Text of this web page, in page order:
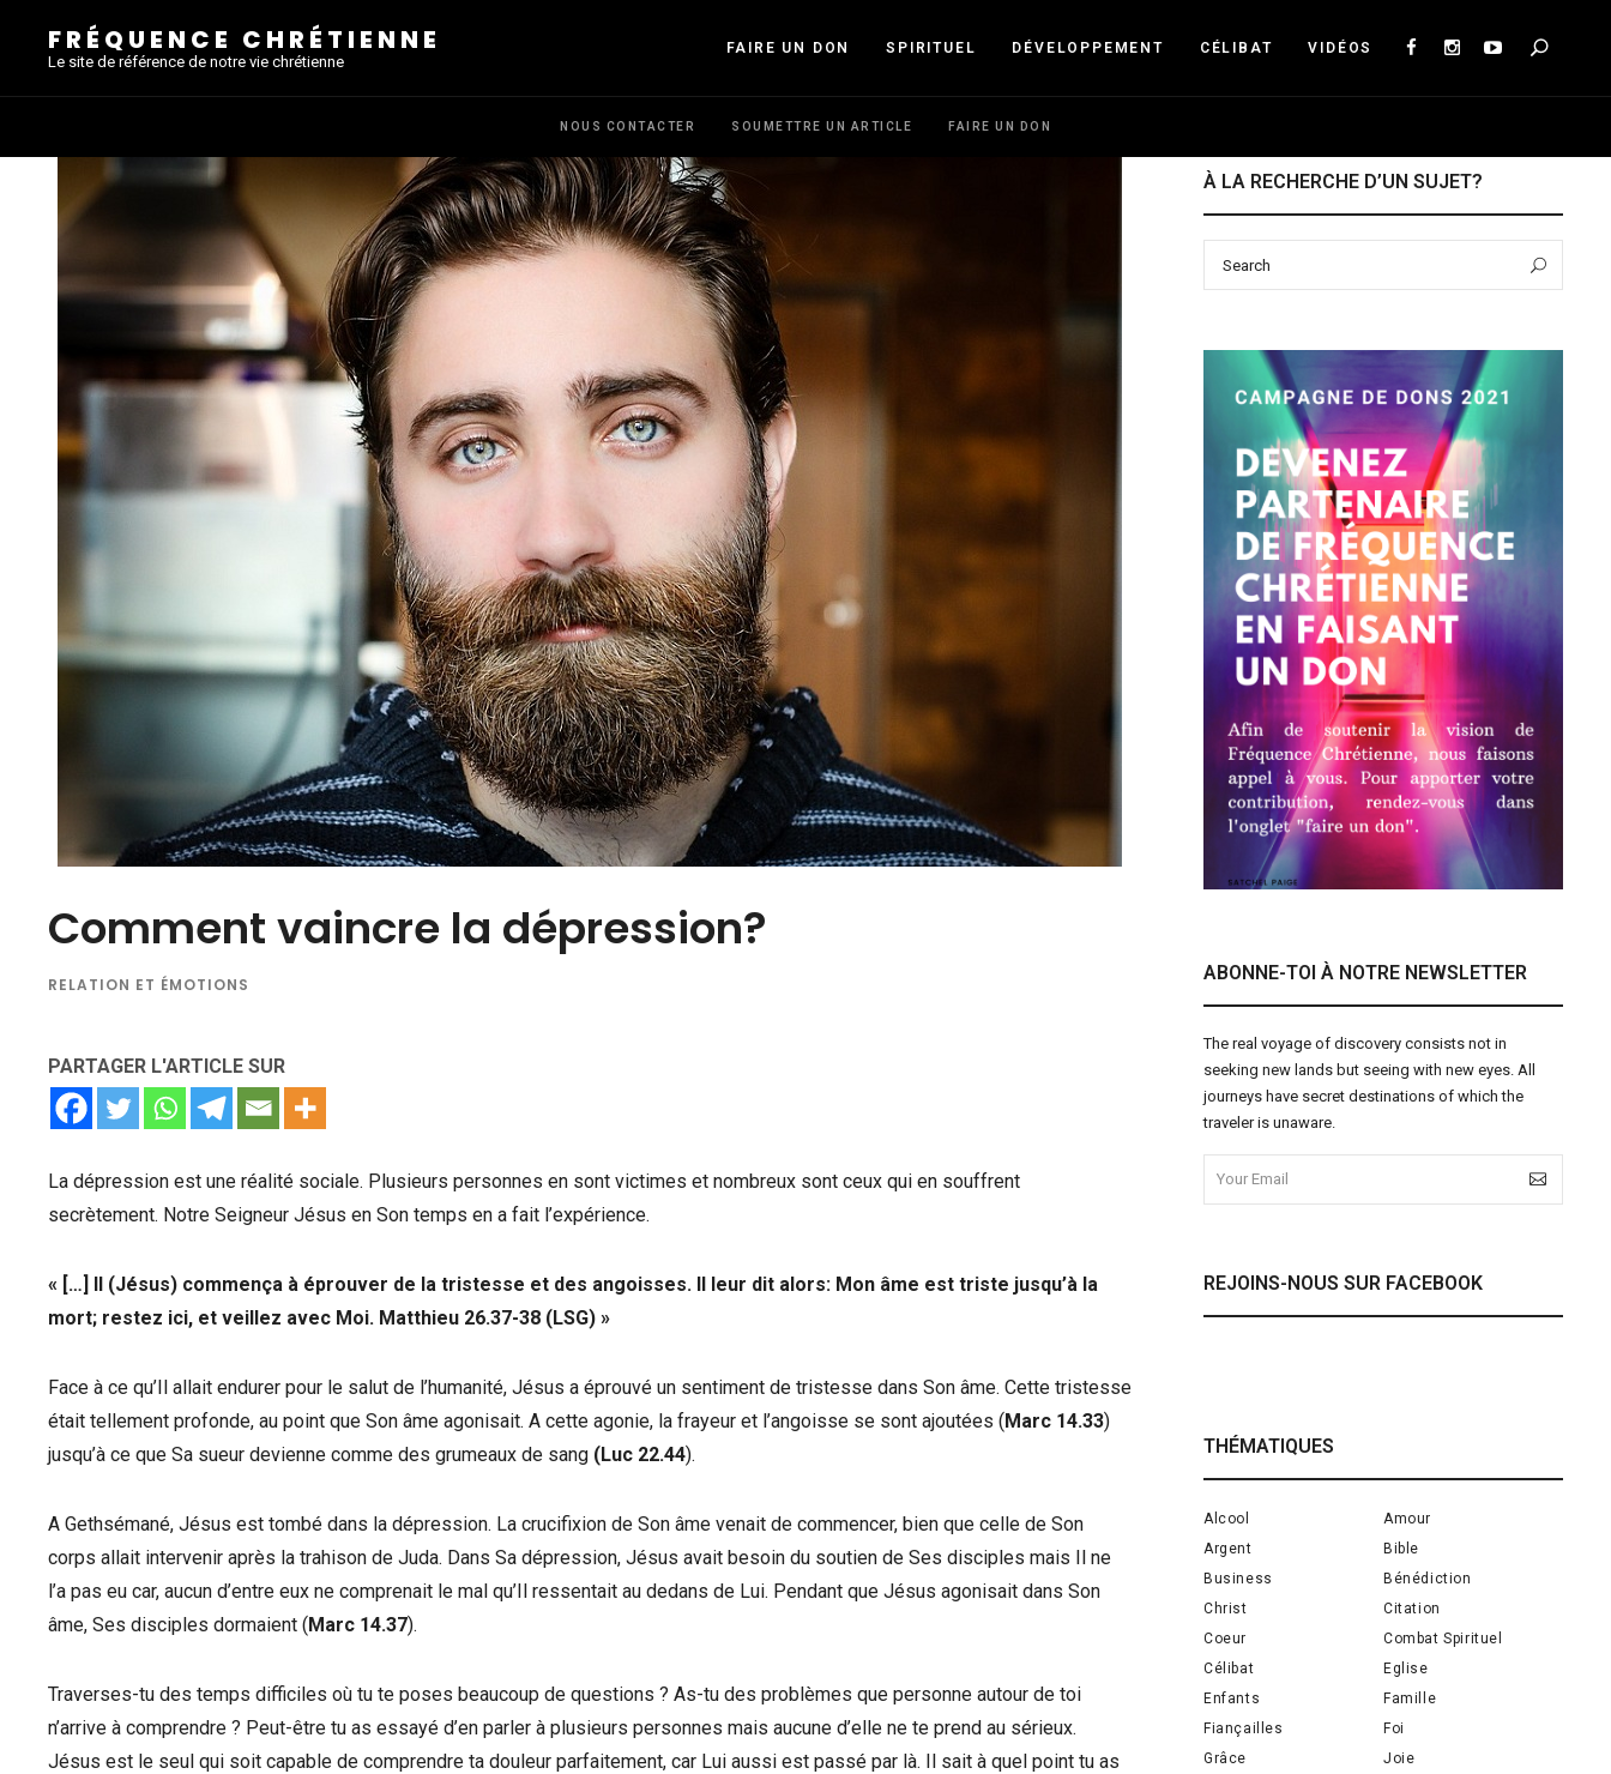
FRÉQUENCE CHRÉTIENNE
Le site de référence de notre vie chrétienne
FAIRE UN DON SPIRITUEL DÉVELOPPEMENT CÉLIBAT VIDÉOS
NOUS CONTACTER SOUMETTRE UN ARTICLE FAIRE UN DON
Comment vaincre la dépression?
RELATION ET ÉMOTIONS
PARTAGER L'ARTICLE SUR
La dépression est une réalité sociale. Plusieurs personnes en sont victimes et nombreux sont ceux qui en souffrent
secrètement. Notre Seigneur Jésus en Son temps en a fait l’expérience.
« […] Il (Jésus) commença à éprouver de la tristesse et des angoisses. Il leur dit alors: Mon âme est triste jusqu’à la
mort; restez ici, et veillez avec Moi. Matthieu 26.37-38 (LSG) »
Face à ce qu’Il allait endurer pour le salut de l’humanité, Jésus a éprouvé un sentiment de tristesse dans Son âme. Cette tristesse
était tellement profonde, au point que Son âme agonisait. A cette agonie, la frayeur et l’angoisse se sont ajoutées (Marc 14.33)
jusqu’à ce que Sa sueur devienne comme des grumeaux de sang (Luc 22.44).
A Gethsémané, Jésus est tombé dans la dépression. La crucifixion de Son âme venait de commencer, bien que celle de Son
corps allait intervenir après la trahison de Juda. Dans Sa dépression, Jésus avait besoin du soutien de Ses disciples mais Il ne
l’a pas eu car, aucun d’entre eux ne comprenait le mal qu’Il ressentait au dedans de Lui. Pendant que Jésus agonisait dans Son
âme, Ses disciples dormaient (Marc 14.37).
Traverses-tu des temps difficiles où tu te poses beaucoup de questions ? As-tu des problèmes que personne autour de toi
n’arrive à comprendre ? Peut-être tu as essayé d’en parler à plusieurs personnes mais aucune d’elle ne te prend au sérieux.
Jésus est le seul qui soit capable de comprendre ta douleur parfaitement, car Lui aussi est passé par là. Il sait à quel point tu as
À LA RECHERCHE D’UN SUJET?
ABONNE-TOI À NOTRE NEWSLETTER
The real voyage of discovery consists not in
seeking new lands but seeing with new eyes. All
journeys have secret destinations of which the
traveler is unaware.
REJOINS-NOUS SUR FACEBOOK
THÉMATIQUES
Alcool
Amour
Argent
Bible
Business
Bénédiction
Christ
Citation
Coeur
Combat Spirituel
Célibat
Eglise
Enfants
Famille
Fiançailles
Foi
Grâce
Joie